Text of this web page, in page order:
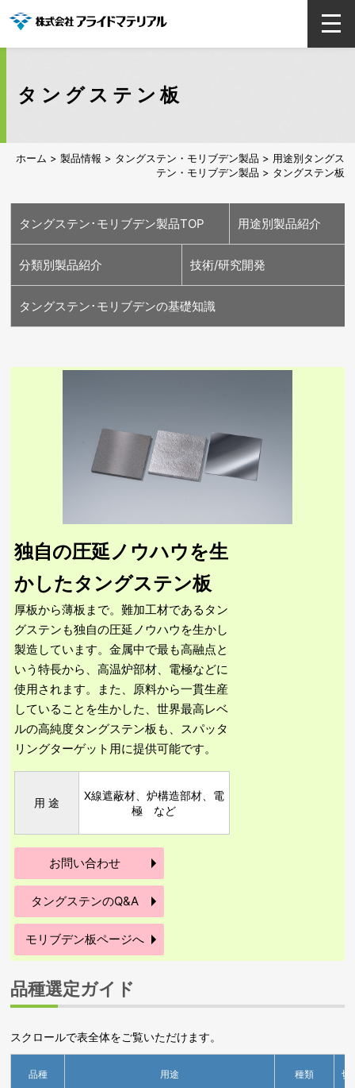
ホーム > 製品情報 > タングステン・モリブデン製品 > 用途別タングス
テン・モリブデン製品 > タングステン板
タングステン板
タングステン･モリブデン製品TOP 用途別製品紹介
半導体用
医療用
エネルギー･脱炭
車載用
ランプ(照明)用
高温炉部材用
ガラス用
溶接･切断･工具用
分類別製品紹介
タングステン素材
モリブデン素材
各種加工品
技術/研究開発
高効率リサイクル技術
耐熱衝撃タングステン
当社独自のモリブデン
タングステン･モリブデンの基礎知識
タングステンの特長
モリブデンの特長
製造工程
タングステンのQ&A
モリブデンのQ&A
独自の圧延ノウハウを生
かしたタングステン板
厚板から薄板まで。難加工材であるタン
グステンも独自の圧延ノウハウを生かし
製造しています。金属中で最も高融点と
いう特長から、高温炉部材、電極などに
使用されます。また、原料から一貫生産
していることを生かした、世界最高レベ
ルの高純度タングステン板も、スパッタ
リングターゲット用に提供可能です。
用 途
X線遮蔽材、炉構造部材、電
極 など
お問い合わせ
タングステンのQ&A
モリブデン板ページへ
品種選定ガイド
スクロールで表全体をご覧いただけます。
品種 用途 種類 切